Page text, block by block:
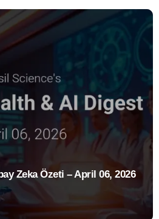
Zeka Özeti – April 06, 2026